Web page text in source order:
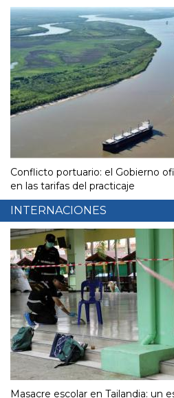
Conflicto portuario: el Gobierno
en las tarifas del practicaje
INTERNACIONES
Masacre escolar en Tailandia: un